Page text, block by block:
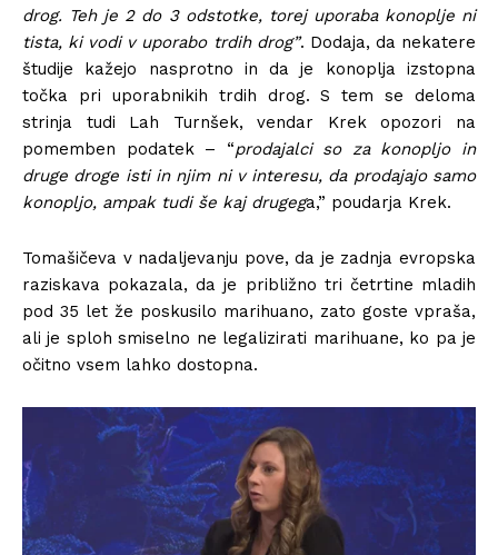
drog. Teh je 2 do 3 odstotke, torej uporaba konoplje ni
tista, ki vodi v uporabo trdih drog”. Dodaja, da nekatere
študije kažejo nasprotno in da je konoplja izstopna
točka pri uporabnikih trdih drog. S tem se deloma
strinja tudi Lah Turnšek, vendar Krek opozori na
pomemben podatek – “prodajalci so za konopljo in
druge droge isti in njim ni v interesu, da prodajajo samo
konopljo, ampak tudi še kaj drugega,” poudarja Krek.
Tomašičeva v nadaljevanju pove, da je zadnja evropska
raziskava pokazala, da je približno tri četrtine mladih
pod 35 let že poskusilo marihuano, zato goste vpraša,
ali je sploh smiselno ne legalizirati marihuane, ko pa je
očitno vsem lahko dostopna.